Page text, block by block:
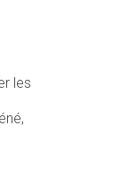
les